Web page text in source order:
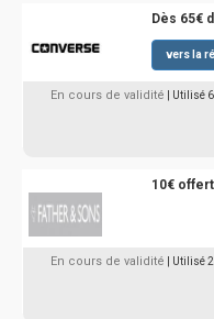
Dès 65€
vers la
En cours de validité | Utilisé
10€
En cours de validité | Utilisé